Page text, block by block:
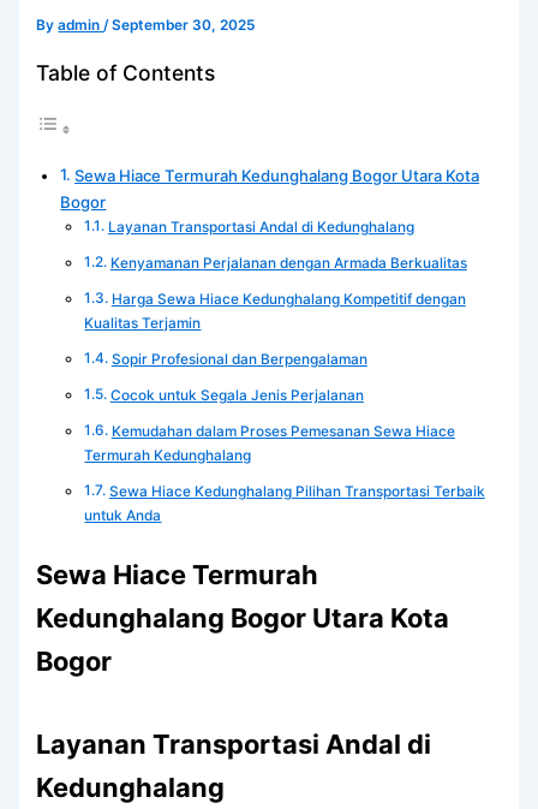
Byadmin/September 30, 2025
Table of Contents
Sewa Hiace Termurah Kedunghalang Bogor Utara Kota
Bogor
Layanan Transportasi Andal di Kedunghalang
Kenyamanan Perjalanan dengan Armada Berkualitas
Harga Sewa Hiace Kedunghalang Kompetitif dengan
Kualitas Terjamin
Sopir Profesional dan Berpengalaman
Cocok untuk Segala Jenis Perjalanan
Kemudahan dalam Proses Pemesanan Sewa Hiace
Termurah Kedunghalang
Sewa Hiace Kedunghalang Pilihan Transportasi Terbaik
untuk Anda
Sewa Hiace Termurah
Kedunghalang Bogor Utara Kota
Bogor
Layanan Transportasi Andal di
Kedunghalang